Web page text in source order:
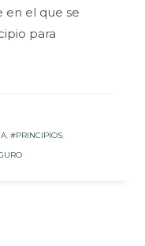
en el que se
para
, #PRINCIPIOS,